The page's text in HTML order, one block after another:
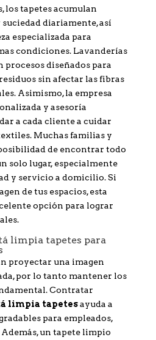
los tapetes acumulan
diariamente, así
especializada para
condiciones. Lavanderías
procesos diseñados para
sin afectar las fibras
Asimismo, la empresa
y asesoría
a cada cliente a cuidar
Muchas familias y
de encontrar todo
solo lugar, especialmente
y servicio a domicilio. Si
de tus espacios, esta
opción para lograr
limpia tapetes para
proyectar una imagen
por lo tanto mantener los
Contratar
limpia tapetesayuda a
para empleados,
un tapete limpio